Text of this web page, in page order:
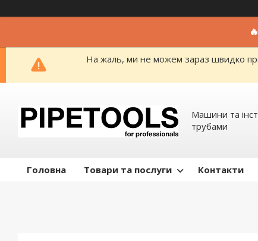
На жаль, ми не можем зараз швидко
Машини та
трубами
Головна Товари та послуги Контакти